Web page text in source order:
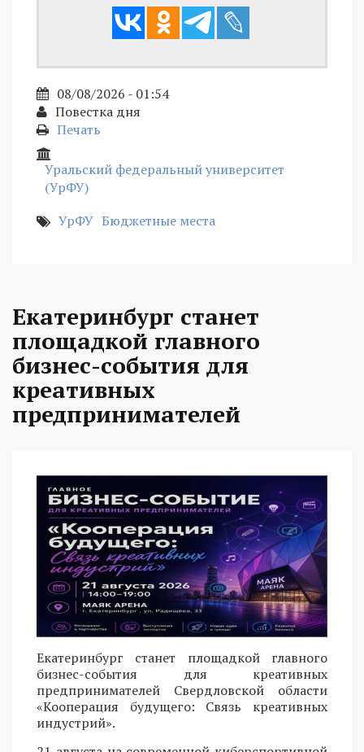
08/08/2026 - 01:54
Повестка дня
Печать
Уральский федеральный университет
(УрФУ)
УрФУ Бюджетные места
Екатеринбург станет
площадкой главного
бизнес-события для
креативных
предпринимателей
Екатеринбург станет площадкой главного
бизнес-события для креативных
предпринимателей Свердловской области
«Кооперация будущего: Связь креативных
индустрий».